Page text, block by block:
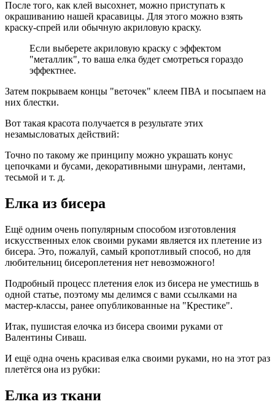
После того, как клей высохнет, можно приступать к
окрашиванию нашей красавицы. Для этого можно взять
краску-спрей или обычную акриловую краску.
Если выберете акриловую краску с эффектом
"металлик", то ваша елка будет смотреться гораздо
эффектнее.
Затем покрываем концы "веточек" клеем ПВА и посыпаем на
них блестки.
Вот такая красота получается в результате этих
незамысловатых действий:
Точно по такому же принципу можно украшать конус
цепочками и бусами, декоративными шнурами, лентами,
тесьмой и т. д.
Елка из бисера
Ещё одним очень популярным способом изготовления
искусственных елок своими руками является их плетение из
бисера. Это, пожалуй, самый кропотливый способ, но для
любительниц бисероплетения нет невозможного!
Подробный процесс плетения елок из бисера не уместишь в
одной статье, поэтому мы делимся с вами ссылками на
мастер-классы, ранее опубликованные на "Крестике".
Итак, пушистая елочка из бисера своими руками от
Валентины Сиваш.
И ещё одна очень красивая елка своими руками, но на этот раз
плетётся она из рубки:
Елка из ткани